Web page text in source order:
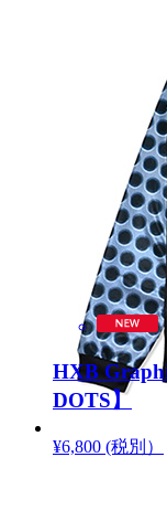
HXB
DOTS】
¥6,800 (税別）